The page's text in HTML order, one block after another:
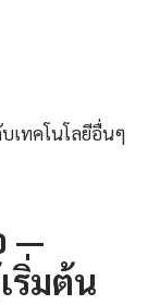
เทคโนโลยีอื่นๆ
—
ริ่มต้น